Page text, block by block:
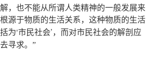
， 也不能从所谓人类精神的一般发展来
源于物质的生活关系， 这种物质的生活
为‘市民社会’， 而对市民社会的解剖应
寻求。 ”